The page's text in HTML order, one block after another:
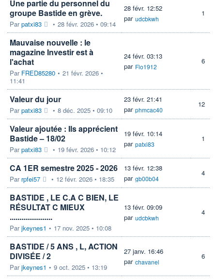
Une partie du personnel du
groupe Bastide en grève.
Parpatxi83 • 28 févr. 2026 • 09:14
28 févr. 12:52
par udcbkwh
1
Mauvaise nouvelle : le
magazine Investir est à
l'achat
Par FRED85280 • 21 févr. 2026 •
11:41
24 févr. 03:13
par Flo1912
6
Valeur du jour
Parpatxi83 • 8 déc. 2025 • 09:10
23 févr. 21:41
par phmcac40
12
Valeur ajoutée : Ils apprécient
Bastide – 18/02
Parpatxi83 • 19 févr. 2026 • 10:12
19 févr. 10:14
par patxi83
1
CA 1ER semestre 2025 - 2026
Par rpfei57 • 12 févr. 2026 • 18:35
13 févr. 12:38
par gb00b04
4
BASTIDE , LE C.A C BIEN, LE
RÉSULTAT C MIEUX
......................
Parjkeynes1 • 17 nov. 2025 • 10:08
13 févr. 09:09
par udcbkwh
4
BASTIDE / 5 ANS , L, ACTION
DIVISÉE / 2
Parjkeynes1 • 9 oct. 2025 • 13:19
27 janv. 16:46
par chavanel
6